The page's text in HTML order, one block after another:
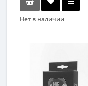
Нет в наличии
Развивающие